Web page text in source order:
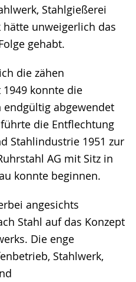
Stahlgießerei
unweigerlich das
gehabt.
die zähen
konnte die
endgültig abgewendet
die Entflechtung
Stahlindustrie 1951 zur
AG mit Sitz in
konnte beginnen.
angesichts
Stahl auf das Konzept
Die enge
Stahlwerk,